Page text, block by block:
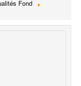
Fond